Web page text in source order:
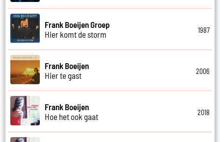
Frank Boeijen Groep
Hier komt de storm
1987
Frank Boeijen
Hier te gast
2006
Frank Boeijen
Hoe het ook gaat
2018